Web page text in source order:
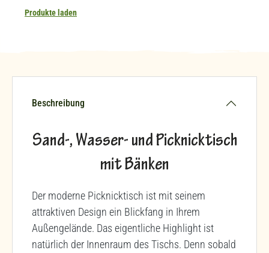
Produkte laden
Beschreibung
Sand-, Wasser- und Picknicktisch
mit Bänken
Der moderne Picknicktisch ist mit seinem
attraktiven Design ein Blickfang in Ihrem
Außengelände. Das eigentliche Highlight ist
natürlich der Innenraum des Tischs. Denn sobald